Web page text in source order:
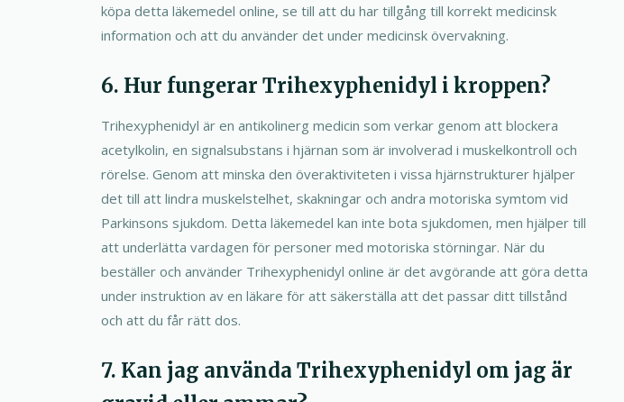
köpa detta läkemedel online, se till att du har tillgång till korrekt medicinsk
information och att du använder det under medicinsk övervakning.
6. Hur fungerar Trihexyphenidyl i kroppen?
Trihexyphenidyl är en antikolinerg medicin som verkar genom att blockera
acetylkolin, en signalsubstans i hjärnan som är involverad i muskelkontroll och
rörelse. Genom att minska den överaktiviteten i vissa hjärnstrukturer hjälper
det till att lindra muskelstelhet, skakningar och andra motoriska symtom vid
Parkinsons sjukdom. Detta läkemedel kan inte bota sjukdomen, men hjälper till
att underlätta vardagen för personer med motoriska störningar. När du
beställer och använder Trihexyphenidyl online är det avgörande att göra detta
under instruktion av en läkare för att säkerställa att det passar ditt tillstånd
och att du får rätt dos.
7. Kan jag använda Trihexyphenidyl om jag är